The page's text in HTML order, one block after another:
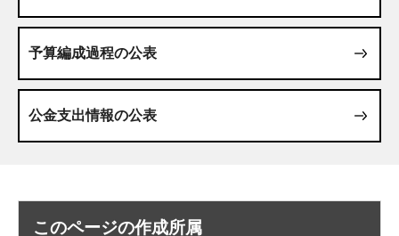
予算編成過程の公表
公金支出情報の公表
このページの作成所属